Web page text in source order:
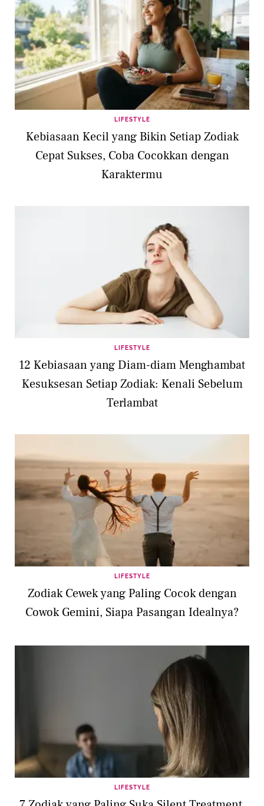
LIFESTYLE
Kebiasaan Kecil yang Bikin Setiap Zodiak
Cepat Sukses, Coba Cocokkan dengan
Karaktermu
LIFESTYLE
12 Kebiasaan yang Diam-diam Menghambat
Kesuksesan Setiap Zodiak: Kenali Sebelum
Terlambat
LIFESTYLE
Zodiak Cewek yang Paling Cocok dengan
Cowok Gemini, Siapa Pasangan Idealnya?
LIFESTYLE